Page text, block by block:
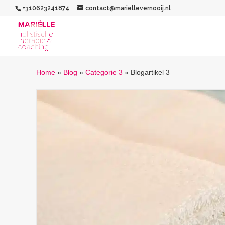
+310623241874 contact@mariellevernooij.nl
Home » Blog » Categorie 3 » Blogartikel 3